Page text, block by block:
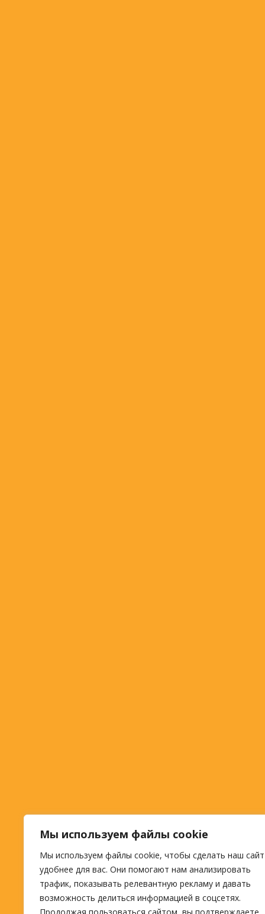
Мы используем файлы cookie
Мы используем файлы cookie, чтобы сделать наш сайт
удобнее для вас. Они помогают нам анализировать
трафик, показывать релевантную рекламу и давать
возможность делиться информацией в соцсетях.